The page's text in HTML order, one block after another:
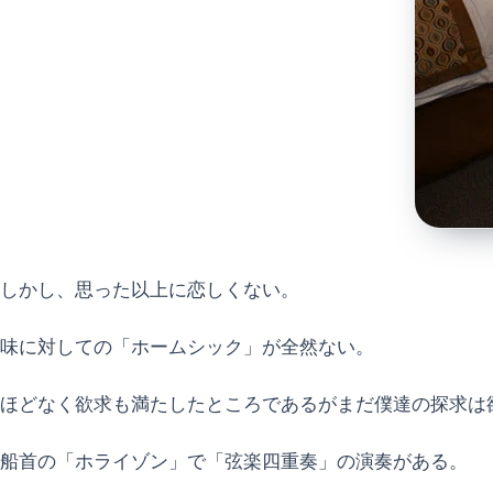
しかし、思った以上に恋しくない。
味に対しての「ホームシック」が全然ない。
ほどなく欲求も満たしたところであるがまだ僕達の探求は
船首の「ホライゾン」で「弦楽四重奏」の演奏がある。